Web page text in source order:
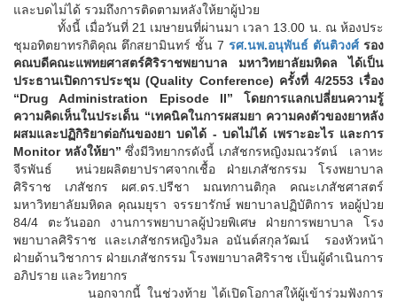
และบดไม่ได้ รวมถึงการติดตามหลังให้ยาผู้ป่วย
ทั้งนี้ เมื่อวันที่ 21 เมษายนที่ผ่านมา เวลา 13.00 น. ณ ห้องประ
ชุมอทิตยาทรกิติคุณ ตึกสยามินทร์ ชั้น 7 รศ.นพ.อนุพันธ์ ตันติวงศ์รอง
คณบดีคณะแพทยศาสตร์ศิริราชพยาบาล มหาวิทยาลัยมหิดล ได้เป็น
ประธานเปิดการประชุม (Quality Conference) ครั้งที่ 4/2553 เรื่อง
“Drug Administration Episode II” โดยการแลกเปลี่ยนความรู้
ความคิดเห็นในประเด็น “เทคนิคในการผสมยา ความคงตัวของยาหลัง
ผสมและปฏิกิริยาต่อกันของยา บดได้ - บดไม่ได้ เพราะอะไร และการ
Monitor หลังให้ยา” ซึ่งมีวิทยากรดังนี้ เภสัชกรหญิงมณวรัตน์ เลาหะ
จีรพันธ์ หน่วยผลิตยาปราศจากเชื้อ ฝ่ายเภสัชกรรม โรงพยาบาล
ศิริราช เภสัชกร ผศ.ดร.ปรีชา มณทกานติกุล คณะเภสัชศาสตร์
มหาวิทยาลัยมหิดล คุณมยุรา จรรยารักษ์ พยาบาลปฏิบัติการ หอผู้ป่วย
84/4 ตะวันออก งานการพยาบาลผู้ป่วยพิเศษ ฝ่ายการพยาบาล โรง
พยาบาลศิริราช และเภสัชกรหญิงวิมล อนันต์สกุลวัฒน์ รองหัวหน้า
ฝ่ายด้านวิชาการ ฝ่ายเภสัชกรรม โรงพยาบาลศิริราช เป็นผู้ดำเนินการ
อภิปราย และวิทยากร
นอกจากนี้ ในช่วงท้าย ได้เปิดโอกาสให้ผู้เข้าร่วมฟังการ